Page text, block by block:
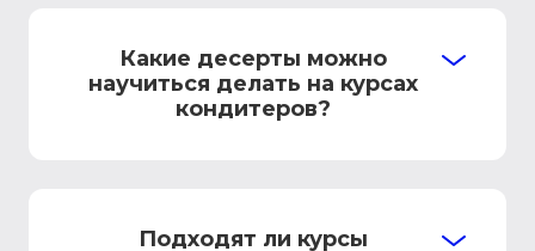
Какие десерты можно
научиться делать на курсах
кондитеров?
Подходят ли курсы